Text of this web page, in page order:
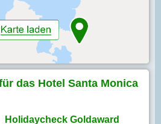
das Hotel Santa Monica
Holidaycheck Goldaward